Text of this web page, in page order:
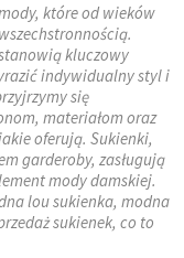
które od wieków
wszechstronnością.
kluczowy
indywidualny styl i
się
materiałom oraz
oferują. Sukienki,
garderoby, zasługują
mody damskiej.
lou sukienka, modna
sukienek, co to